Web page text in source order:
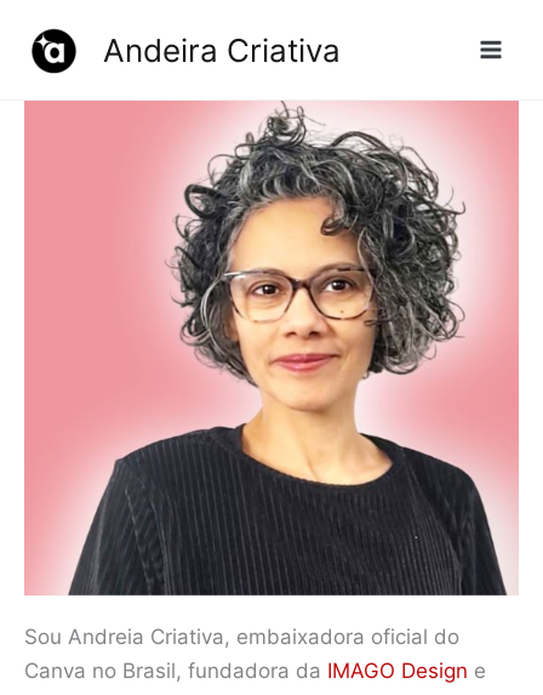
para
Andeira Criativa
Sou Andreia Criativa, embaixadora oficial do
Canva no Brasil, fundadora da IMAGO Design e